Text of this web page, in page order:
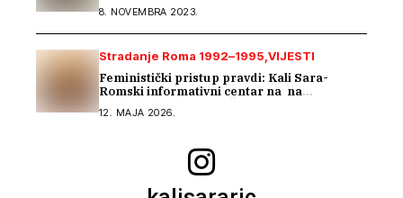
8. NOVEMBRA 2023.
Stradanje Roma 1992–1995 VIJESTI
Feministički pristup pravdi: Kali Sara-
Romski informativni centar na na
12. MAJA 2026.